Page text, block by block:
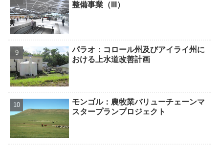
整備事業（III）
パラオ：コロール州及びアイライ州に
おける上水道改善計画
モンゴル：農牧業バリューチェーンマ
スタープランプロジェクト